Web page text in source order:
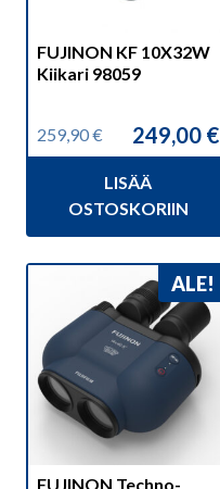
FUJINON KF 10X32W
Kiikari 98059
259,90€
Alkuperäinen
259,90 €.
249,00 €
Nykyinen
249,00 €.
LISÄÄ
OSTOSKORIIN
ALE!
FUJINON Techno-